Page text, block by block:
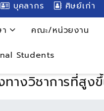
บุคลากร ศิษย์เก่า
า คณะ/หน่วยงาน
Students
างวิชาการที่สูง